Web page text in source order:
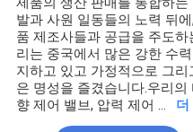
발과 사원 일동들의 노력 뒤
품 제조사들과 공급을 주도
리는 중국에서 많은 강한 수
지하고 있고 가정적으로 그
은 명성을 즐겼습니다.우리
향 제어 밸브, 압력 제어 ...
더